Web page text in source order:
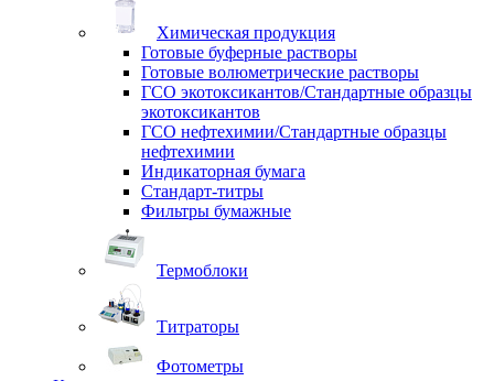
Химическая продукция
Готовые буферные растворы
Готовые волюметрические растворы
ГСО экотоксикантов/Стандартные образцы
экотоксикантов
ГСО нефтехимии/Стандартные образцы
нефтехимии
Индикаторная бумага
Стандарт-титры
Фильтры бумажные
Термоблоки
Титраторы
Фотометры